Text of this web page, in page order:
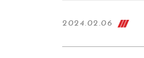
2024.02.06